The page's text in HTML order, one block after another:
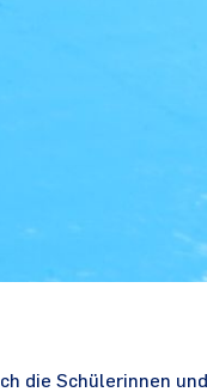
die Schülerinnen und